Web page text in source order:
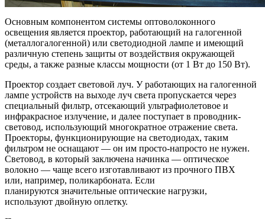
Основным компонентом системы оптоволоконного
освещения является проектор, работающий на галогенной
(металлогалогенной) или светодиодной лампе и имеющий
различную степень защиты от воздействия окружающей
среды, а также разные классы мощности (от 1 Вт до 150 Вт).
Проектор создает световой луч. У работающих на галогенной
лампе устройств на выходе луч света пропускается через
специальный фильтр, отсекающий ультрафиолетовое и
инфракрасное излучение, и далее поступает в проводник-
световод, использующий многократное отражение света.
Проекторы, функционирующие на светодиодах, таким
фильтром не оснащают — он им просто-напросто не нужен.
Световод, в который заключена начинка — оптическое
волокно — чаще всего изготавливают из прочного ПВХ
или, например, поликарбоната. Если
планируются значительные оптические нагрузки,
используют двойную оплетку.